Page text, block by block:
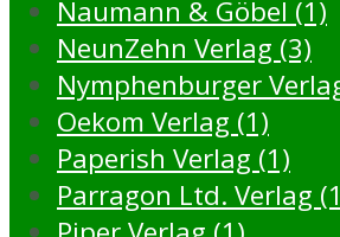
Naumann & Göbel (1)
NeunZehn Verlag (3)
Nymphenburger
Oekom Verlag (1)
Paperish Verlag (1)
Parragon Ltd. Verlag